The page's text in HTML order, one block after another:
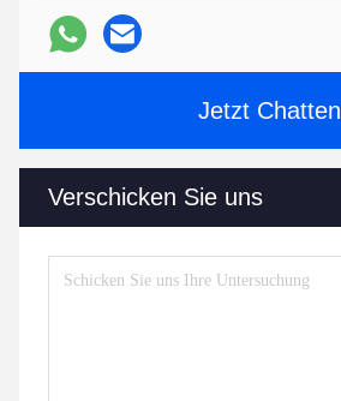
Jetzt Chatten
Verschicken Sie uns